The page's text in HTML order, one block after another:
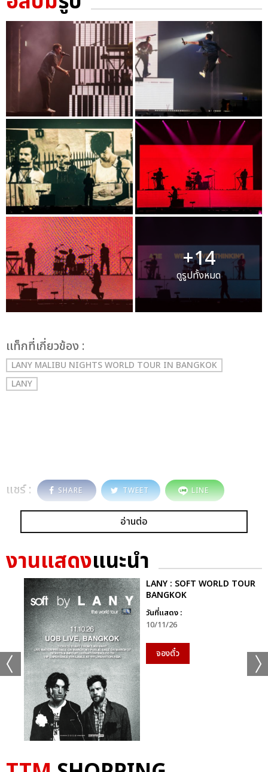
+14
ดูรูปทั้งหมด
เเท็กที่เกี่ยวข้อง :
LANY MALIBU NIGHTS WORLD TOUR IN BANGKOK
LANY
แชร์ : SHARE TWEET LINE
อ่านต่อ
งานแสดงแนะนำ
LANY : SOFT WORLD TOUR
BANGKOK
วันที่แสดง :
10/11/26
จองตั๋ว